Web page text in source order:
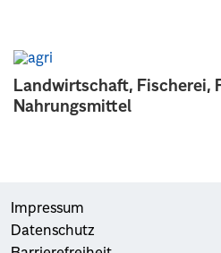
Landwirtschaft, Fischerei,
Nahrungsmittel
Impressum
Datenschutz